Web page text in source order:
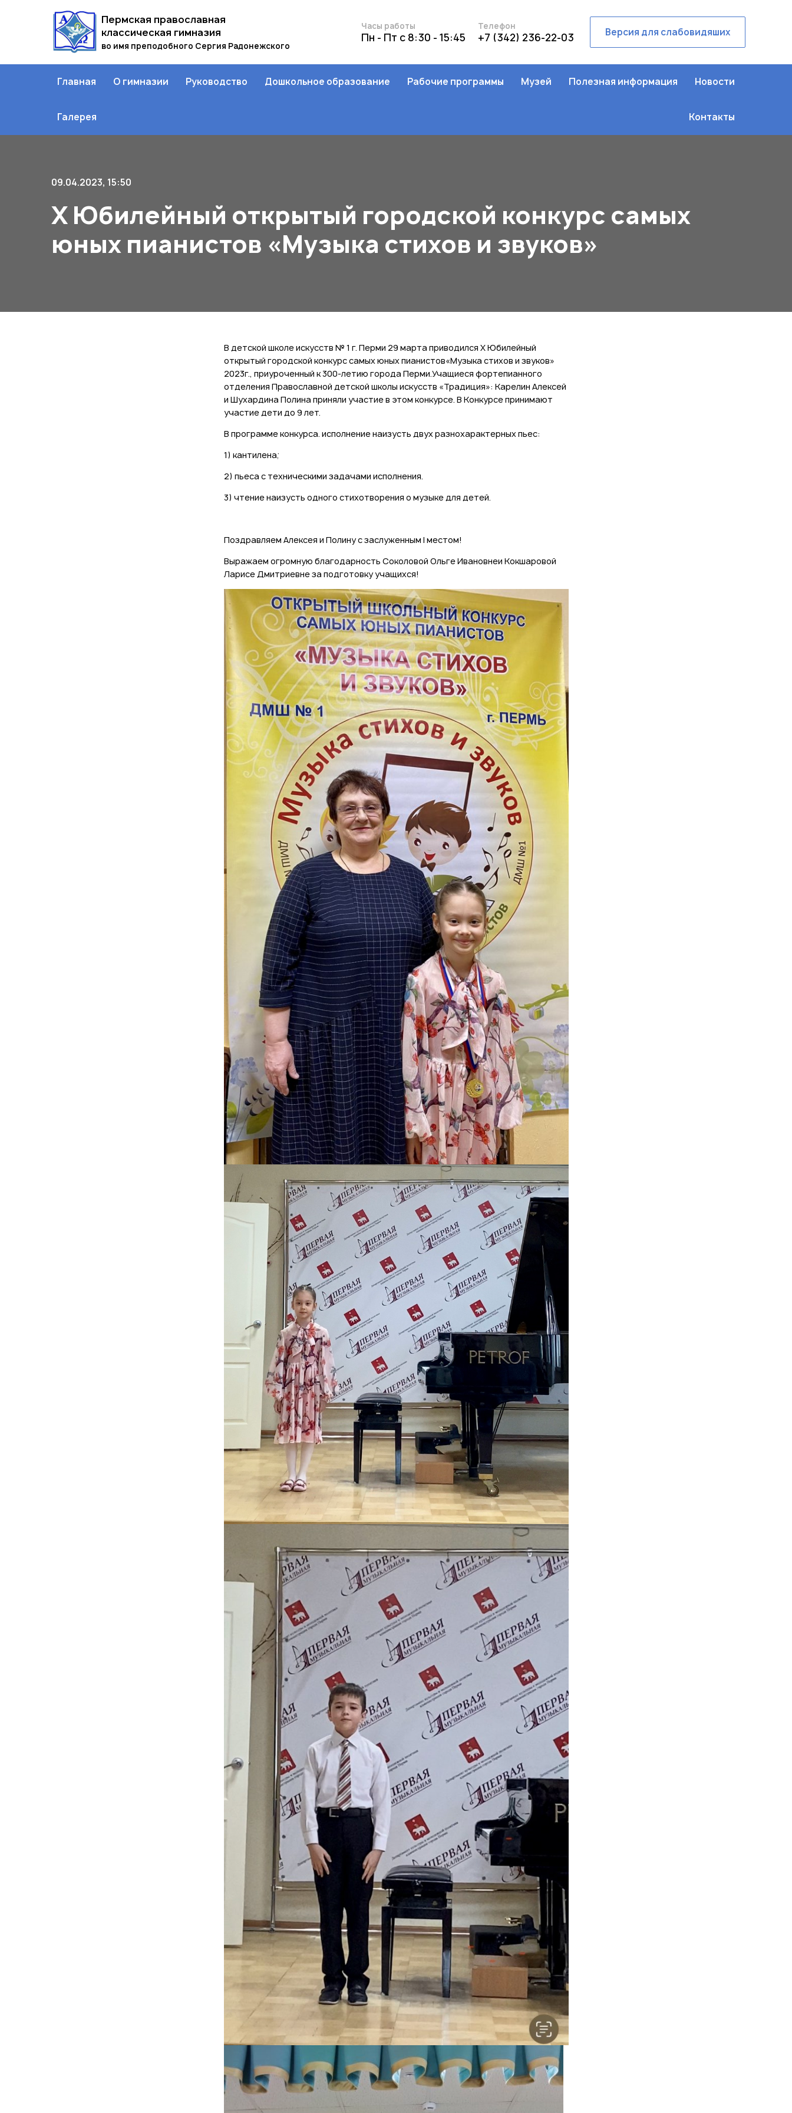
Пермская православная
классическая гимназия
во имя преподобного Сергия Радонежского
Часы работы
Пн - Пт с 8:30 - 15:45
Телефон
+7 (342) 236-22-03 Версия для слабовидяших
Главная О гимназии Руководство Дошкольное образование Рабочие программы Музей Полезная информация Новости
Галерея Контакты
09.04.2023, 15:50
Х Юбилейный открытый городской конкурс самых
юных пианистов «Музыка стихов и звуков»
В детской школе искусств № 1 г. Перми 29 марта приводился Х Юбилейный
открытый городской конкурс самых юных пианистов«Музыка стихов и звуков»
2023г., приуроченный к 300-летию города Перми.Учащиеся фортепианного
отделения Православной детской школы искусств «Традиция»: Карелин Алексей
и Шухардина Полина приняли участие в этом конкурсе. В Конкурсе принимают
участие дети до 9 лет.
В программе конкурса. исполнение наизусть двух разнохарактерных пьес:
1) кантилена;
2) пьеса с техническими задачами исполнения.
3) чтение наизусть одного стихотворения о музыке для детей.
Поздравляем Алексея и Полину с заслуженным I местом!
Выражаем огромную благодарность Соколовой Ольге Ивановнеи Кокшаровой
Ларисе Дмитриевне за подготовку учащихся!